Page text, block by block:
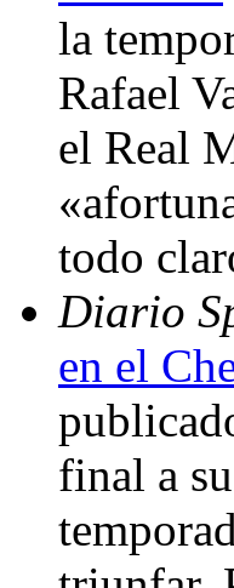
la
Rafael
el Real
todo
Diario
en el
final a